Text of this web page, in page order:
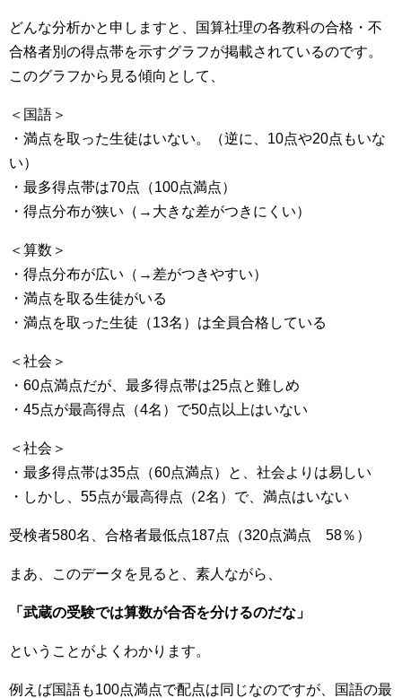
どんな分析かと申しますと、国算社理の各教科の合格・不
合格者別の得点帯を示すグラフが掲載されているのです。
このグラフから見る傾向として、
＜国語＞
・満点を取った生徒はいない。（逆に、10点や20点もいな
い）
・最多得点帯は70点（100点満点）
・得点分布が狭い（→大きな差がつきにくい）
＜算数＞
・得点分布が広い（→差がつきやすい）
・満点を取る生徒がいる
・満点を取った生徒（13名）は全員合格している
＜社会＞
・60点満点だが、最多得点帯は25点と難しめ
・45点が最高得点（4名）で50点以上はいない
＜社会＞
・最多得点帯は35点（60点満点）と、社会よりは易しい
・しかし、55点が最高得点（2名）で、満点はいない
受検者580名、合格者最低点187点（320点満点 58％）
まあ、このデータを見ると、素人ながら、
「武蔵の受験では算数が合否を分けるのだな」
ということがよくわかります。
例えば国語も100点満点で配点は同じなのですが、国語の最